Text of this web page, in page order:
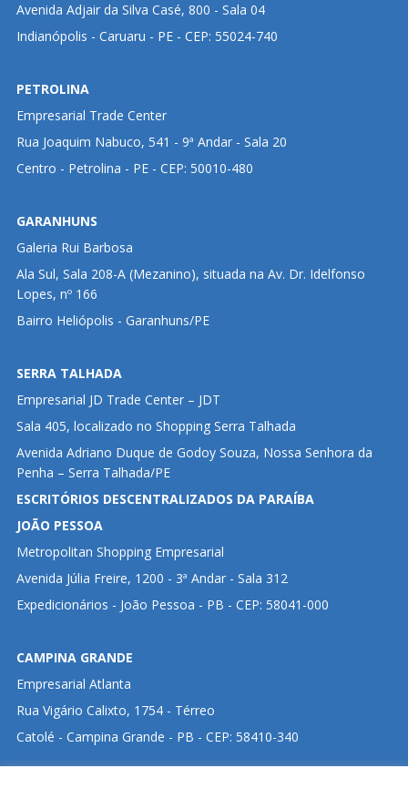
Avenida Adjair da Silva Casé, 800 - Sala 04
Indianópolis - Caruaru - PE - CEP: 55024-740
PETROLINA
Empresarial Trade Center
Rua Joaquim Nabuco, 541 - 9ª Andar - Sala 20
Centro - Petrolina - PE - CEP: 50010-480
GARANHUNS
Galeria Rui Barbosa
Ala Sul, Sala 208-A (Mezanino), situada na Av. Dr. Idelfonso
Lopes, nº 166
Bairro Heliópolis - Garanhuns/PE
SERRA TALHADA
Empresarial JD Trade Center – JDT
Sala 405, localizado no Shopping Serra Talhada
Avenida Adriano Duque de Godoy Souza, Nossa Senhora da
Penha – Serra Talhada/PE
ESCRITÓRIOS DESCENTRALIZADOS DA PARAÍBA
JOÃO PESSOA
Metropolitan Shopping Empresarial
Avenida Júlia Freire, 1200 - 3ª Andar - Sala 312
Expedicionários - João Pessoa - PB - CEP: 58041-000
CAMPINA GRANDE
Empresarial Atlanta
Rua Vigário Calixto, 1754 - Térreo
Catolé - Campina Grande - PB - CEP: 58410-340